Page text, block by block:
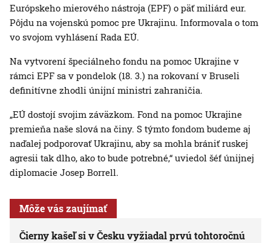
Európskeho mierového nástroja (EPF) o päť miliárd eur.
Pôjdu na vojenskú pomoc pre Ukrajinu. Informovala o tom
vo svojom vyhlásení Rada EÚ.
Na vytvorení špeciálneho fondu na pomoc Ukrajine v
rámci EPF sa v pondelok (18. 3.) na rokovaní v Bruseli
definitívne zhodli únijní ministri zahraničia.
„EÚ dostojí svojim záväzkom. Fond na pomoc Ukrajine
premieňa naše slová na činy. S týmto fondom budeme aj
naďalej podporovať Ukrajinu, aby sa mohla brániť ruskej
agresii tak dlho, ako to bude potrebné,“ uviedol šéf únijnej
diplomacie Josep Borrell.
Môže vás zaujímať
Čierny kašeľ si v Česku vyžiadal prvú tohtoročnú